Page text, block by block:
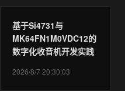
基于Si4731与
MK64FN1M0VDC12的
数字化收音机开发实践
2026/8/7 20:30:03